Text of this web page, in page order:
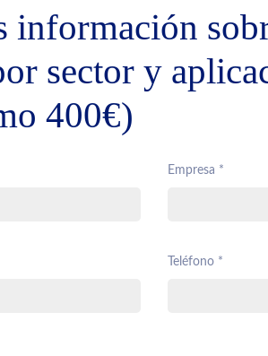
información
sector y
400€)
Empresa *
Teléfono *